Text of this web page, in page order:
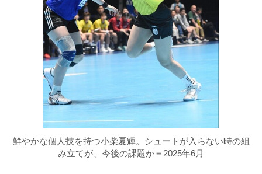
鮮やかな個人技を持つ小柴夏輝。シュートが入らない時の組
み立てが、今後の課題か＝2025年6月